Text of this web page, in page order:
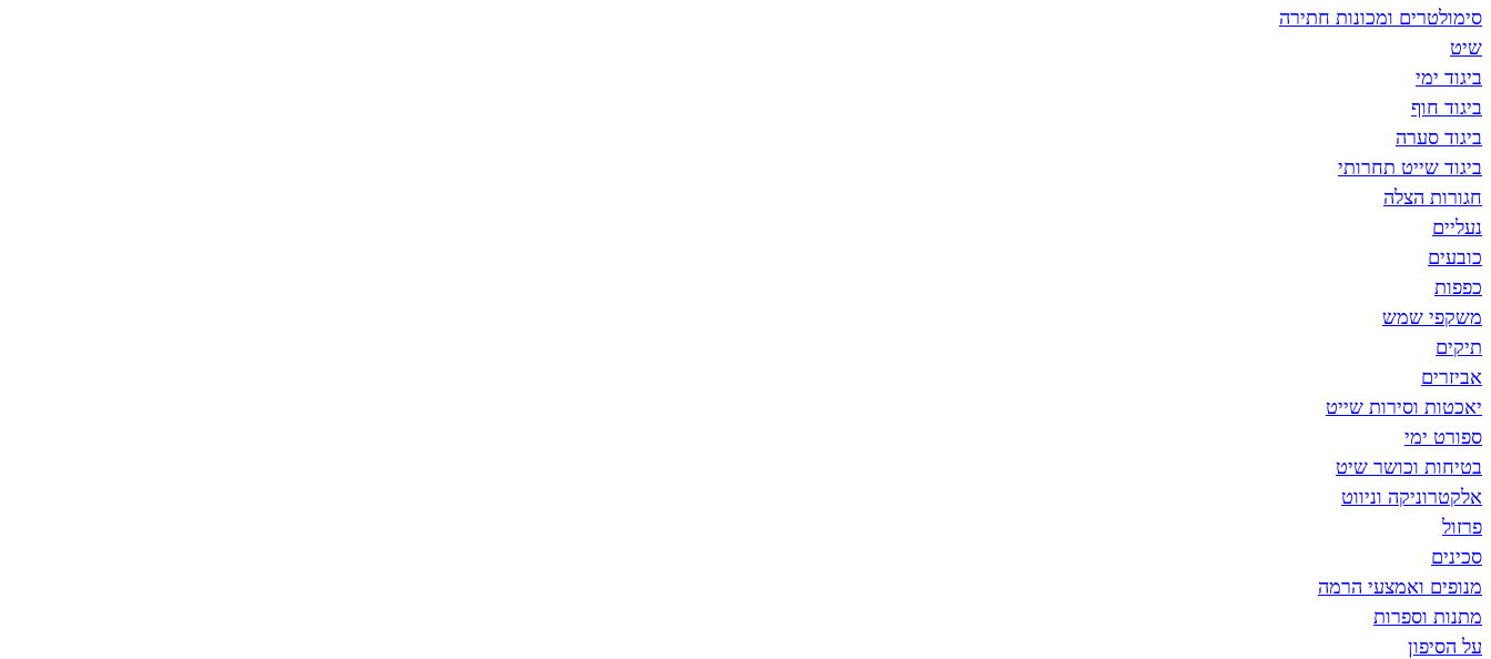
סימולטרים ומכונות חתירה
שיט
ביגוד ימי
ביגוד חוף
ביגוד סערה
ביגוד שייט תחרותי
חגורות הצלה
נעליים
כובעים
כפפות
משקפי שמש
תיקים
אביזרים
יאכטות וסירות שייט
ספורט ימי
בטיחות וכושר שיט
אלקטרוניקה וניווט
פרזול
סכינים
מנופים ואמצעי הרמה
מתנות וספרות
על הסיפון